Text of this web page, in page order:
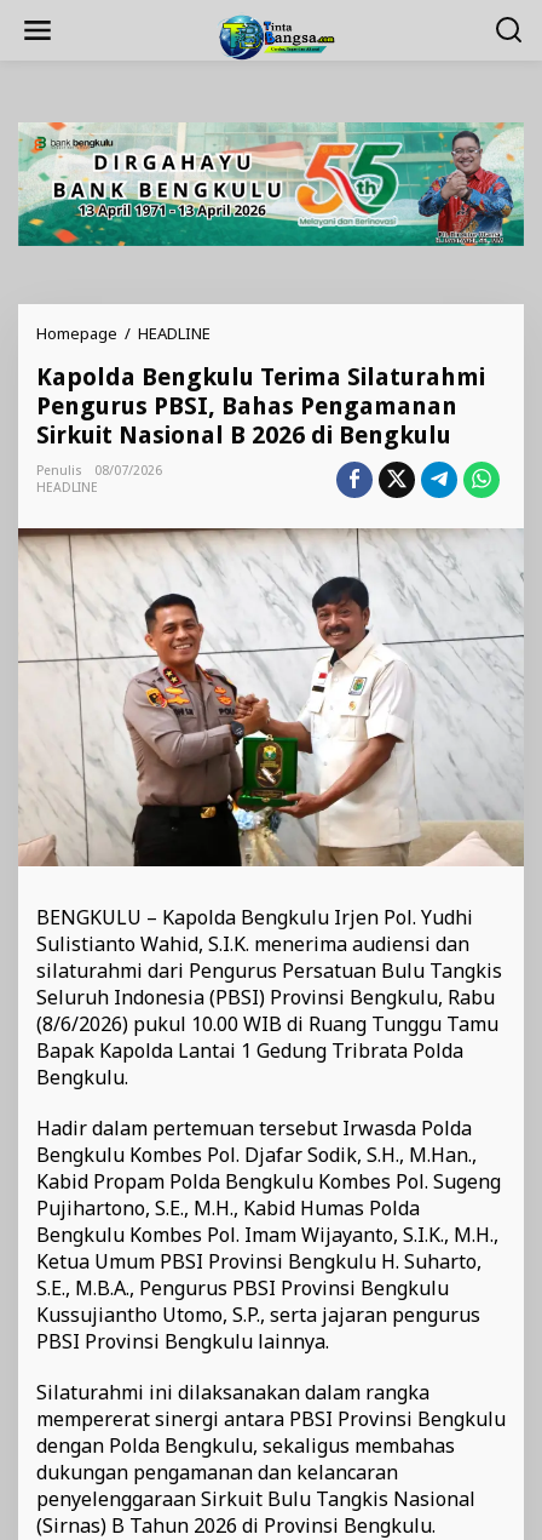
Homepage / HEADLINE
Terima
Silaturahmi
Pengurus
PBSI,
Nasional
B
2026
Bengkulu
Kapolda Bengkulu Terima Silaturahmi
Pengurus PBSI, Bahas Pengamanan
Sirkuit Nasional B 2026 di Bengkulu
Penulis
08/07/2026
HEADLINE
BENGKULU – Kapolda Bengkulu Irjen Pol. Yudhi
Sulistianto Wahid, S.I.K. menerima audiensi dan
silaturahmi dari Pengurus Persatuan Bulu Tangkis
Seluruh Indonesia (PBSI) Provinsi Bengkulu, Rabu
(8/6/2026) pukul 10.00 WIB di Ruang Tunggu Tamu
Bapak Kapolda Lantai 1 Gedung Tribrata Polda
Bengkulu.
Hadir dalam pertemuan tersebut Irwasda Polda
Bengkulu Kombes Pol. Djafar Sodik, S.H., M.Han.,
Kabid Propam Polda Bengkulu Kombes Pol. Sugeng
Pujihartono, S.E., M.H., Kabid Humas Polda
Bengkulu Kombes Pol. Imam Wijayanto, S.I.K., M.H.,
Ketua Umum PBSI Provinsi Bengkulu H. Suharto,
S.E., M.B.A., Pengurus PBSI Provinsi Bengkulu
Kussujiantho Utomo, S.P., serta jajaran pengurus
PBSI Provinsi Bengkulu lainnya.
Silaturahmi ini dilaksanakan dalam rangka
mempererat sinergi antara PBSI Provinsi Bengkulu
dengan Polda Bengkulu, sekaligus membahas
dukungan pengamanan dan kelancaran
penyelenggaraan Sirkuit Bulu Tangkis Nasional
(Sirnas) B Tahun 2026 di Provinsi Bengkulu.